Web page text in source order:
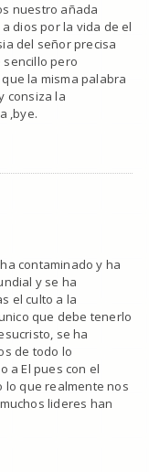
nuestro añada
dios por la vida de el
del señor precisa
pero
la misma palabra
consiza la
,bye.
contaminado y ha
y se ha
el culto a la
que debe tenerlo
se ha
de todo lo
a El pues con el
lo que realmente nos
lideres han